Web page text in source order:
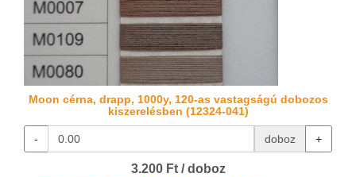
Moon cérna, drapp, 1000y, 120-as vastagságú dobozos
kiszerelésben (12324-041)
- doboz +
3.200 Ft / doboz